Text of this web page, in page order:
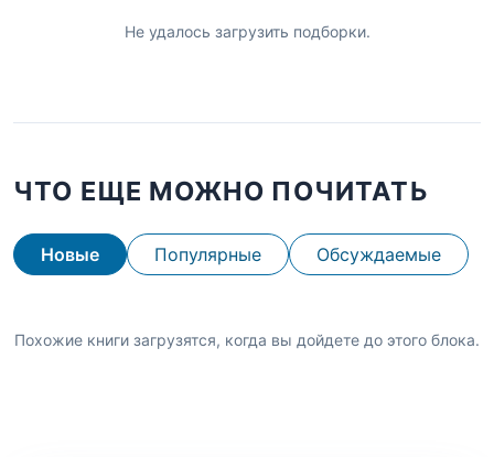
Не удалось загрузить подборки.
ЧТО ЕЩЕ МОЖНО ПОЧИТАТЬ
Новые Популярные Обсуждаемые
Похожие книги загрузятся, когда вы дойдете до этого блока.